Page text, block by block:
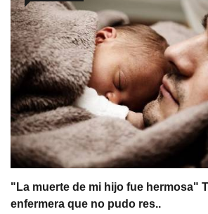
"La muerte de mi hijo fue hermosa"
enfermera que no pudo res..